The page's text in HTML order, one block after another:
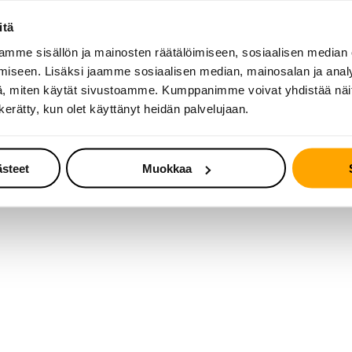
sisällön ja mainosten räätälöimiseen, sosiaalisen
Lisäksi jaamme sosiaalisen median, mainosalan ja
miten käytät sivustoamme. Kumppanimme voivat yhdistää
kun olet käyttänyt heidän palvelujaan.
Muokkaa